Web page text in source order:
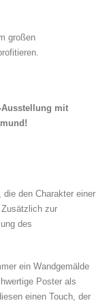
großen
Ausstellung mit
die den Charakter einer
zur
des
ein Wandgemälde
Poster als
einen Touch, der